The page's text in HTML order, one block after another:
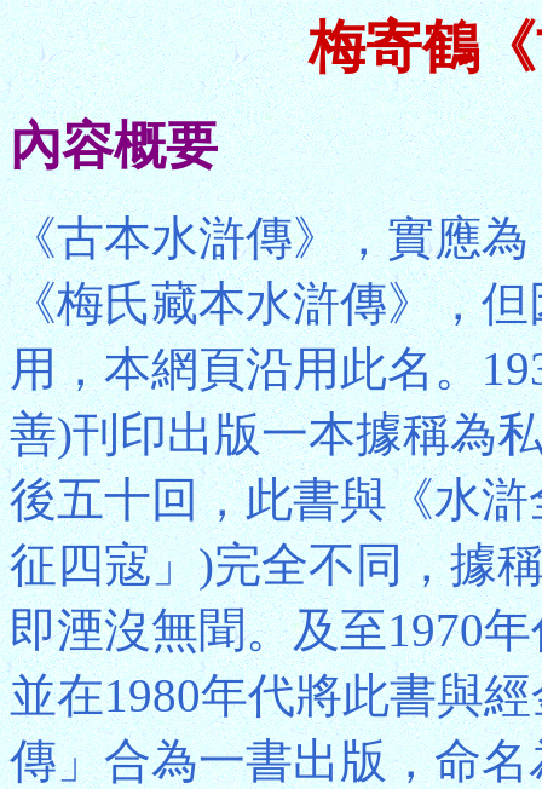
梅寄鶴
內容概要
《古本水滸傳》，實應
《梅氏藏本水滸傳》，
用，本網頁沿用此名。
善)刊印出版一本據稱為
後五十回，此書與《水
征四寇」)完全不同，據
即湮沒無聞。及至1970
並在1980年代將此書與
傳」合為一書出版，命